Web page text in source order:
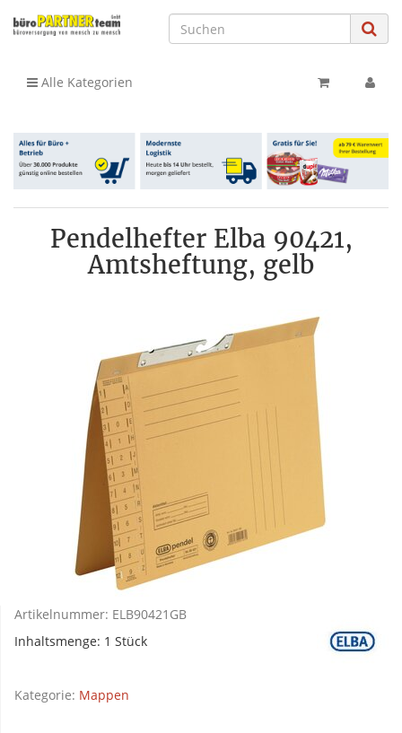
Alle Kategorien
Pendelhefter Elba 90421,
Amtsheftung, gelb
Artikelnummer: ELB90421GB
Inhaltsmenge: 1 Stück
Kategorie: Mappen